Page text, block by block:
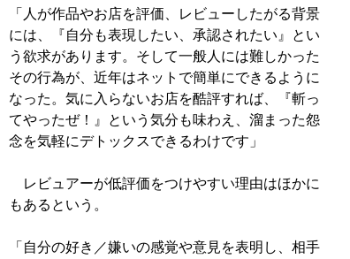
「人が作品やお店を評価、レビューしたがる背景
には、『自分も表現したい、承認されたい』とい
う欲求があります。そして一般人には難しかった
その行為が、近年はネットで簡単にできるように
なった。気に入らないお店を酷評すれば、『斬っ
てやったぜ！』という気分も味わえ、溜まった怨
念を気軽にデトックスできるわけです」
レビュアーが低評価をつけやすい理由はほかに
もあるという。
「自分の好き／嫌いの感覚や意見を表明し、相手